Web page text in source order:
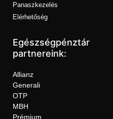
Panaszkezelés
Elérhetőség
Egészségpénztár
partnereink:
Allianz
Generali
OTP
MBH
Prémium